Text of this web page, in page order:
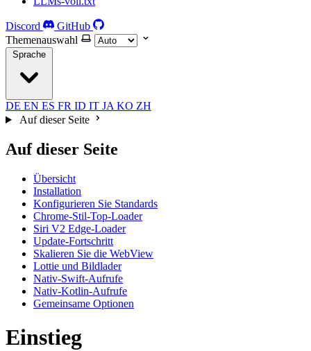
Discord
GitHub
Themenauswahl
Sprache
DE EN ES FR ID IT JA KO ZH
Auf dieser Seite
Auf dieser Seite
Übersicht
Installation
Konfigurieren Sie Standards
Chrome-Stil-Top-Loader
Siri V2 Edge-Loader
Update-Fortschritt
Skalieren Sie die WebView
Lottie und Bildlader
Nativ-Swift-Aufrufe
Nativ-Kotlin-Aufrufe
Gemeinsame Optionen
Einstieg